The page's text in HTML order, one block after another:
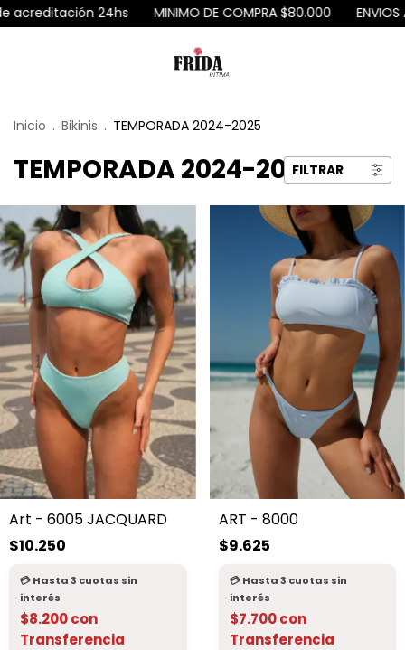
24hs MINIMO DE COMPRA $80.000 ENVIOS A
Inicio . Bikinis . TEMPORADA 2024-2025
TEMPORADA 2024-2025FILTRAR
Art - 6005 JACQUARD
$10.250
$8.200con
Transferencia
ART - 8000
$9.625
$7.700con
Transferencia